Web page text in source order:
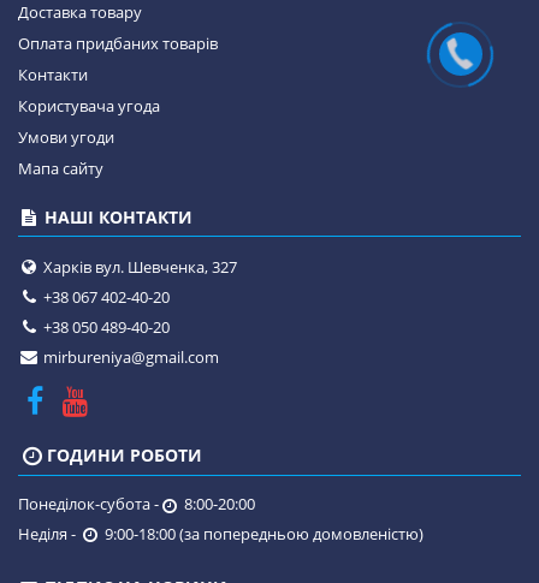
Доставка товару
Оплата придбаних товарів
Контакти
Користувача угода
Умови угоди
Мапа сайту
НАШІ КОНТАКТИ
Харків вул. Шевченка, 327
+38 067 402-40-20
+38 050 489-40-20
mirbureniya@gmail.com
ГОДИНИ РОБОТИ
Понеділок-субота -
8:00-20:00
Неділя -
9:00-18:00 (за попередньою домовленістю)